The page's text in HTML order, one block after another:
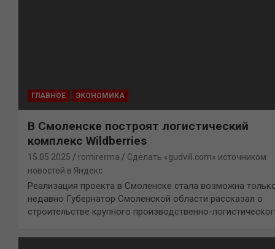
ГЛАВНОЕ ЭКОНОМИКА
В Смоленске построят логистический
комплекс Wildberries
15.05.2025 romirerma
Сделать «gudvill.com» источником
новостей в Яндекс
Реализация проекта в Смоленске стала возможна
недавно Губернатор Смоленской области рассказал о
строительстве крупного производственно-